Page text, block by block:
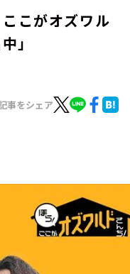
こがオズワル
」
事をシェア